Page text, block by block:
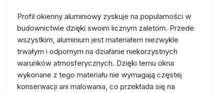
Profil okienny aluminiowy zyskuje na popularności w
budownictwie dzięki swoim licznym zaletom. Przede
wszystkim, aluminium jest materiałem niezwykle
trwałym i odpornym na działanie niekorzystnych
warunków atmosferycznych. Dzięki temu okna
wykonane z tego materiału nie wymagają częstej
konserwacji ani malowania, co przekłada się na